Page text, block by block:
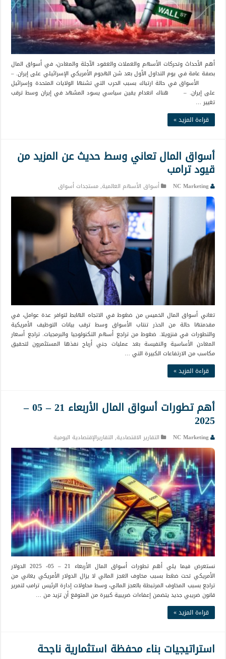
أهم الأحداث وتحركات الأسهم والعملات والعقود الآجلة والمعادن، في أسواق المال
بصفة عامة في يوم التداول الأول بعد شن الهجوم الأمريكي الإسرائيلي على إيران. –
الأسواق في حالة ارتباك بسبب الحرب التي تشنها الولايات المتحدة وإسرائيل
على إيران. – هناك انعدام يقين سياسي يسود المشهد في إيران وسط ترقب
تغيير …
قراءة المزيد »
أسواق المال تعاني وسط حديث عن المزيد من
قيود ترامب
NC Marketing أسواق الأسهم العالمية,مستجدات أسواق
تعاني أسواق المال الخميس من ضغوط في الاتجاه الهابط لتوافر عدة عوامل، في
مقدمتها حالة من الحذر تنتاب الأسواق وسط ترقب بيانات التوظيف الأمريكية
والتطورات في فنزويلا. ضغوط من تراجع أسهم التكنولوجيا والبرمجيات. تراجع أسعار
المعادن الأساسية والنفيسة بعد عمليات جني أرباح نفذها المستثمرون لتحقيق
مكاسب من الارتفاعات الكبيرة التي …
قراءة المزيد »
أهم تطورات أسواق المال الأربعاء 21 – 05 –
2025
NC Marketing التقارير الاقتصادية, التقاريرالإقتصادية اليومية
نستعرض فيما يلي أهم تطورات أسواق المال الأربعاء 21 – 05- 2025 الدولار
الأمريكي تحت ضغط بسبب مخاوف العجز المالي لا يزال الدولار الأمريكي يعاني من
تراجع بسبب المخاوف المرتبطة بالعجز المالي، وسط محاولات إدارة الرئيس ترامب لتمرير
قانون ضريبي جديد يتضمن إعفاءات ضريبية كبيرة من المتوقع أن تزيد من …
قراءة المزيد »
استراتيجيات بناء محفظة استثمارية ناجحة